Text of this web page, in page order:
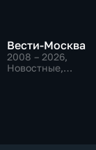
Вести-Москва
2008 – 2026,
Новостные,